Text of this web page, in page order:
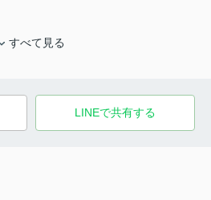
すべて見る
LINEで共有する